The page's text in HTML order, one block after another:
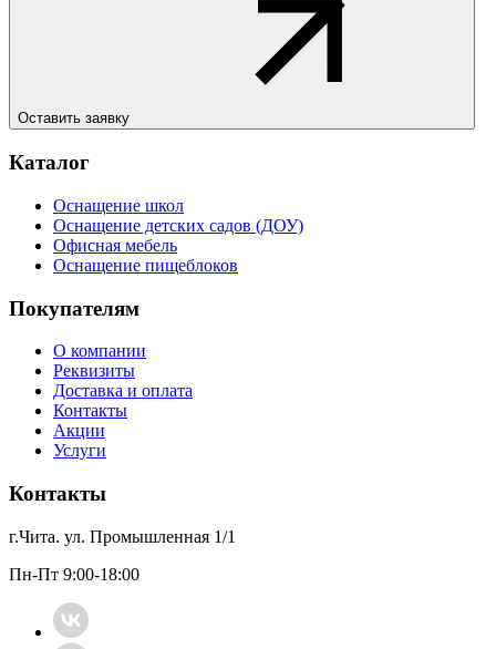
Оставить заявку
Каталог
Оснащение школ
Оснащение детских садов (ДОУ)
Офисная мебель
Оснащение пищеблоков
Покупателям
О компании
Реквизиты
Доставка и оплата
Контакты
Акции
Услуги
Контакты
г.Чита. ул. Промышленная 1/1
Пн-Пт 9:00-18:00